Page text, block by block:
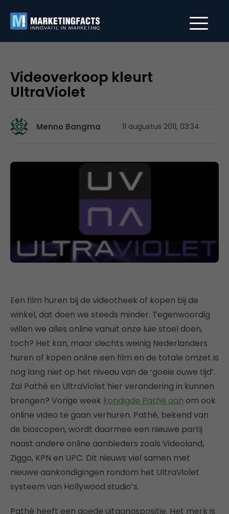
Videoverkoop kleurt
UltraViolet
Menno Bangma 11 augustus 2011, 03:34
Een film huren bij de videotheek of kopen bij de
winkel, dat doen we steeds minder. Tegenwoordig
willen we alles online vanuit onze luie stoel doen,
toch? Het kan, maar slechts weinig Nederlanders
huren of kopen online een film en de totale omzet is
nog lang niet op het niveau van de ‘goeie ouwe tijd’.
Zal Pathé en UltraViolet hier verandering in kunnen
brengen? Vorige week kondigde Pathé aan om ook
online video te gaan verhuren. Pathé, bekend van
de bioscopen, wordt daarmee een nieuwe partij
naast andere online aanbieders zoals Videoland,
Ziggo, KPN en UPC. Dit nieuws viel samen met
nieuwe aankondigingen rondom het UltraViolet
systeem van Hollywood studio’s.
Pathé heeft een goede uitgangspositie. Het merk is